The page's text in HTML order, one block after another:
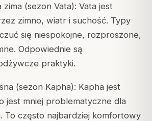
(sezon Vata): Vata jest
zimno, wiatr i suchość. Typy
się niespokojne, rozproszone,
Odpowiednie są
praktyki.
(sezon Kapha): Kapha jest
jest mniej problematyczne dla
To często najbardziej komfortowy